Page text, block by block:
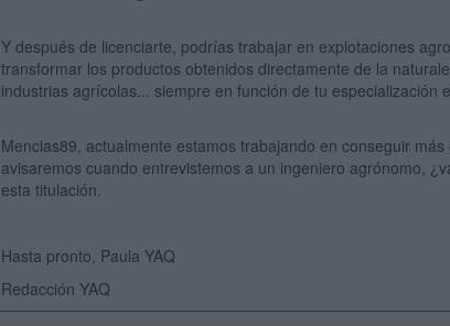
Y después de licenciarte, podrías trabajar en explotaciones
transformar los productos obtenidos directamente de la
industrias agrícolas... siempre en función de tu especialización
Mencias89, actualmente estamos trabajando en conseguir
avisaremos cuando entrevistemos a un ingeniero agrónomo,
esta titulación.
Hasta pronto, Paula YAQ
Redacción YAQ